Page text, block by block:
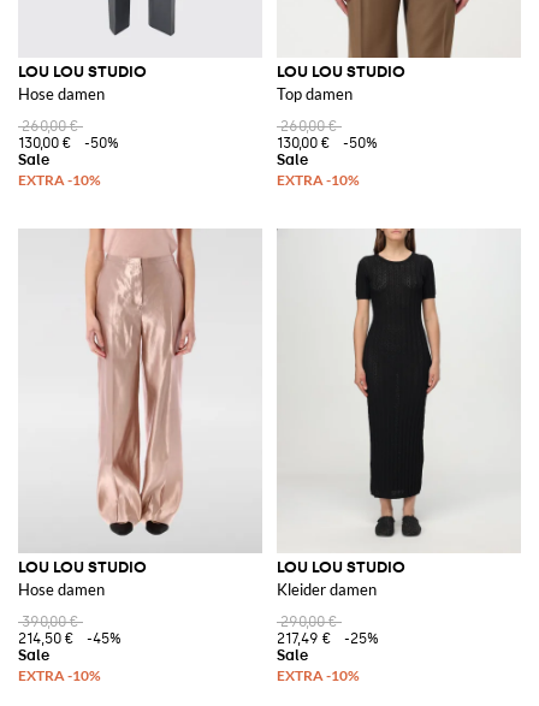
LOU LOU STUDIO
Hose damen
260,00 €
130,00 €
-50%
LOU LOU STUDIO
Top damen
260,00 €
130,00 €
-50%
LOU LOU STUDIO
Hose damen
390,00 €
214,50 €
-45%
LOU LOU STUDIO
Kleider damen
290,00 €
217,49 €
-25%